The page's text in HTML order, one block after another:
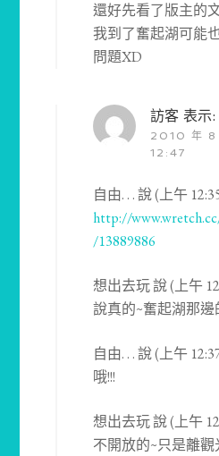
還好先看了版主的
我到了奮起湖可能
問題XD
訪客 表示:
2010 年 8
12:47
自由. . . 說 (上午
http://
/13889886
想出去玩 說 (上午
說真的~奮起湖那邊
自由. . . 說 (上午
哦!!!
想出去玩 說 (上午
不開放的~只是離